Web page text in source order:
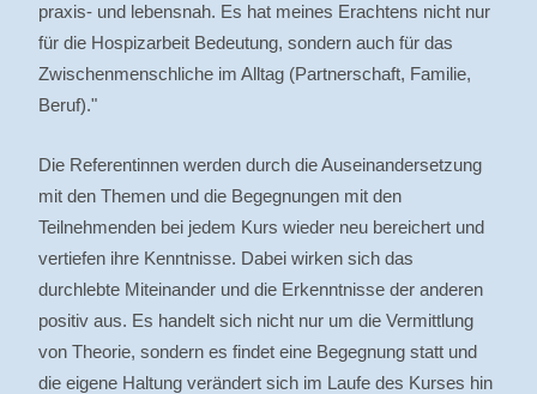
praxis- und lebensnah. Es hat meines Erachtens nicht nur
für die Hospizarbeit Bedeutung, sondern auch für das
Zwischenmenschliche im Alltag (Partnerschaft, Familie,
Beruf)."
Die Referentinnen werden durch die Auseinandersetzung
mit den Themen und die Begegnungen mit den
Teilnehmenden bei jedem Kurs wieder neu bereichert und
vertiefen ihre Kenntnisse. Dabei wirken sich das
durchlebte Miteinander und die Erkenntnisse der anderen
positiv aus. Es handelt sich nicht nur um die Vermittlung
von Theorie, sondern es findet eine Begegnung statt und
die eigene Haltung verändert sich im Laufe des Kurses hin